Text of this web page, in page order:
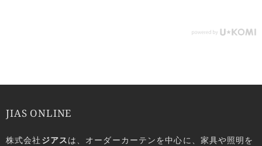
JIAS ONLINE
株式会社 ジアスは、オーダーカーテンを中心に、家具や照明を